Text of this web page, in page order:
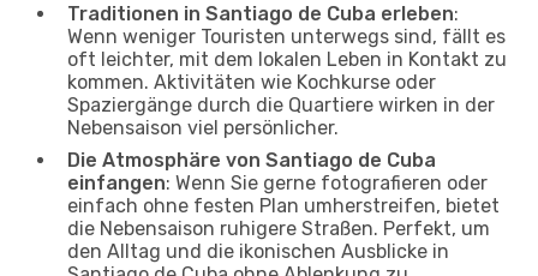
Traditionen in Santiago de Cuba erleben:
Wenn weniger Touristen unterwegs sind, fällt es
oft leichter, mit dem lokalen Leben in Kontakt zu
kommen. Aktivitäten wie Kochkurse oder
Spaziergänge durch die Quartiere wirken in der
Nebensaison viel persönlicher.
Die Atmosphäre von Santiago de Cuba
einfangen: Wenn Sie gerne fotografieren oder
einfach ohne festen Plan umherstreifen, bietet
die Nebensaison ruhigere Straßen. Perfekt, um
den Alltag und die ikonischen Ausblicke in